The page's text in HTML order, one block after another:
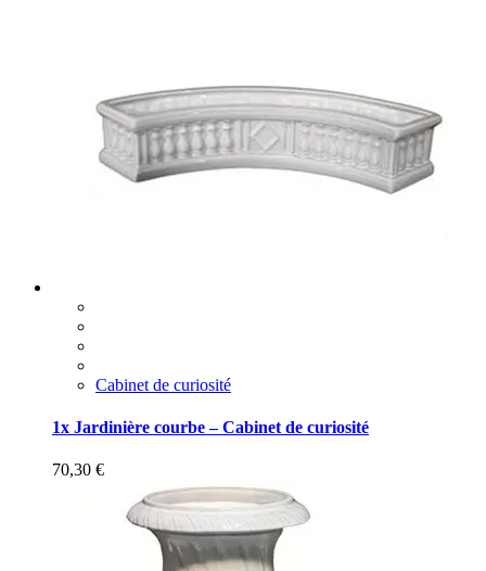
Cabinet de curiosité
1x Jardinière courbe – Cabinet de curiosité
70,30 €